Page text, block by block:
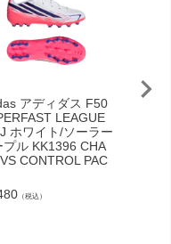
アディダス F50
LEAGUE
ホワイト/ソーラー
プル KK1396 CHA
CONTROL PAC
（税込）
＃8